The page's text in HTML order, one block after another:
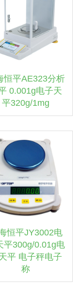
恒平AE323分析
0.001g电子天
平320g/1mg
恒平JY3002电
平300g/0.01g电
平 电子秤电子
称